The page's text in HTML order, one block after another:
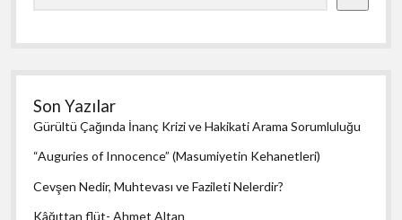
Son Yazılar
Gürültü Çağında İnanç Krizi ve Hakikati Arama Sorumluluğu
“Auguries of Innocence” (Masumiyetin Kehanetleri)
Cevşen Nedir, Muhtevası ve Fazileti Nelerdir?
Kâğıttan flüt- Ahmet Altan